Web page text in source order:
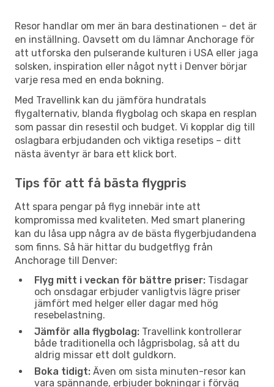
Resor handlar om mer än bara destinationen – det är
en inställning. Oavsett om du lämnar Anchorage för
att utforska den pulserande kulturen i USA eller jaga
solsken, inspiration eller något nytt i Denver börjar
varje resa med en enda bokning.
Med Travellink kan du jämföra hundratals
flygalternativ, blanda flygbolag och skapa en resplan
som passar din resestil och budget. Vi kopplar dig till
oslagbara erbjudanden och viktiga resetips – ditt
nästa äventyr är bara ett klick bort.
Tips för att få bästa flygpris
Att spara pengar på flyg innebär inte att
kompromissa med kvaliteten. Med smart planering
kan du låsa upp några av de bästa flygerbjudandena
som finns. Så här hittar du budgetflyg från
Anchorage till Denver:
Flyg mitt i veckan för bättre priser: Tisdagar
och onsdagar erbjuder vanligtvis lägre priser
jämfört med helger eller dagar med hög
resebelastning.
Jämför alla flygbolag: Travellink kontrollerar
både traditionella och lågprisbolag, så att du
aldrig missar ett dolt guldkorn.
Boka tidigt: Även om sista minuten-resor kan
vara spännande, erbjuder bokningar i förväg